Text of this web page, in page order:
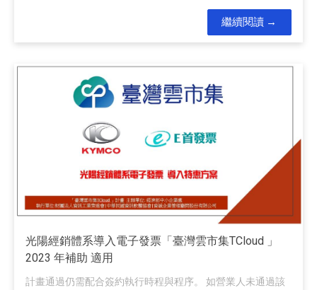
繼續閱讀
光陽經銷體系導入電子發票「臺灣雲市集TCloud 」
2023 年補助 適用
計畫通過仍需配合簽約執行時程與程序。 如營業人未通過該